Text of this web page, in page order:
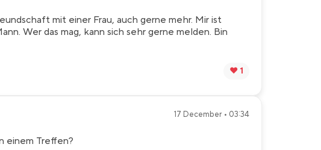
mit einer Frau, auch gerne mehr. Mir ist
Wer das mag, kann sich sehr gerne melden. Bin
❤️ 1
17 December • 03:34
einem Treffen?